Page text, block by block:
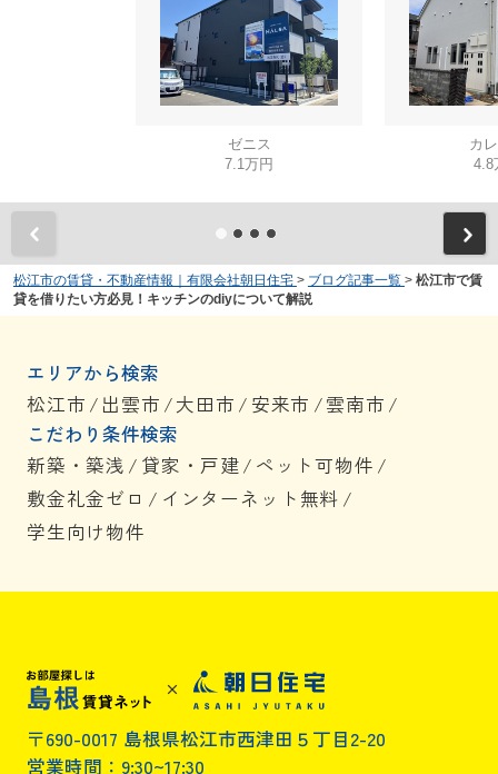
ゼニス
7.1万円
カ
4.8
松江市の賃貸・不動産情報｜有限会社朝日住宅 > ブログ記事一覧 > 松江市で賃
貸を借りたい方必見！キッチンのdiyについて解説
エリアから検索
松江市 / 出雲市 /大田市 / 安来市 /雲南市 /
こだわり条件検索
新築・築浅 / 貸家・戸建/ ペット可物件 /
敷金礼金ゼロ / インターネット無料 /
学生向け物件
〒690-0017 島根県松江市西津田５丁目2-20
営業時間：9:30~17:30